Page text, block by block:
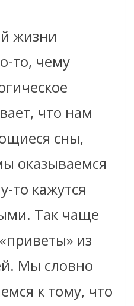
жизни
то, чему
что нам
сны,
оказываемся
то кажутся
Так чаще
из
Мы словно
к тому, что